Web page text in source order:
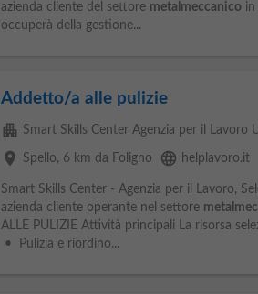
azienda cliente del settore metalmeccanicoin
occuperà della gestione...
Addetto/a alle pulizie
apartment Smart Skills Center Agenzia per il Lavoro
place Spello, 6 km da Foligno language helplavoro.it
Smart Skills Center - Agenzia per il Lavoro,
azienda cliente operante nel settore
ALLE PULIZIE Attività principali La risorsa
• Pulizia e riordino...